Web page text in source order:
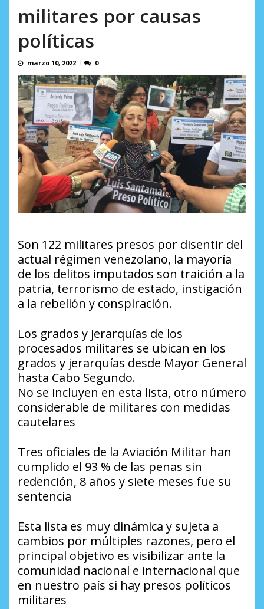
militares por causas
políticas
marzo 10, 2022 0
Son 122 militares presos por disentir del
actual régimen venezolano, la mayoría
de los delitos imputados son traición a la
patria, terrorismo de estado, instigación
a la rebelión y conspiración.
Los grados y jerarquías de los
procesados militares se ubican en los
grados y jerarquías desde Mayor General
hasta Cabo Segundo.
No se incluyen en esta lista, otro número
considerable de militares con medidas
cautelares
Tres oficiales de la Aviación Militar han
cumplido el 93 % de las penas sin
redención, 8 años y siete meses fue su
sentencia
Esta lista es muy dinámica y sujeta a
cambios por múltiples razones, pero el
principal objetivo es visibilizar ante la
comunidad nacional e internacional que
en nuestro país si hay presos políticos
militares